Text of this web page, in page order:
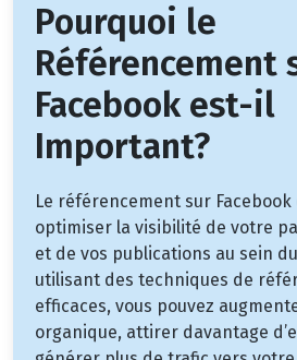
Pourquoi le
Référencement
Facebook est-il
Important?
Le référencement sur Facebook
optimiser la visibilité de votre
et de vos publications au sein
utilisant des techniques de
efficaces, vous pouvez
organique, attirer davantage